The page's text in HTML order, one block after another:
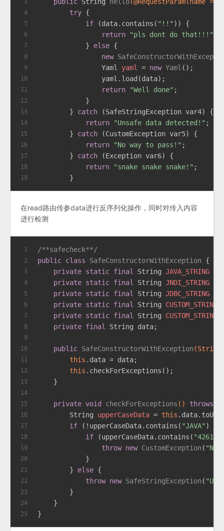
3
4
5
6
7
8
9
10
11
12
13
14
15
16
17
18
19
try {
if (data.contains( "!!" )) {
return
"pls dont do that!!!"
            }
else {
new
Yaml
yaml = new Yaml ();
                yaml.load(data);
return
"Well done" ;
            }
        }
catch (SafeStringException var4) {
return
"Unsafe data detected!" ;
        }
catch (CustomException var5) {
return
"No way to pass!" ;
        }
catch (Exception var6) {
return
"snake snake snake!" ;
        }
在read路由传参data进行反序列化操作，同时对传入内容
进行检测
1
2
3
4
5
6
7
8
9
10
11
12
13
14
15
16
17
18
19
20
21
22
23
24
25
/**safecheck**/
public class SafeConstructorWithException {
private static final String JAVA_STRING
private static final String JNDI_STRING
private static final String JDBC_STRING
private static final String
CUSTOM_STRING1
private static final String
CUSTOM_STRING2
private final String data;
public SafeConstructorWithException (String
this .data = data;
this .checkForExceptions();
    }
private void checkForExceptions () throws
String
upperCaseData = this
if (!upperCaseData.contains( "JAVA" )
if (upperCaseData.contains(
throw new CustomException ( "No
            }
        }
else {
throw new SafeStringException (
        }
    }
}